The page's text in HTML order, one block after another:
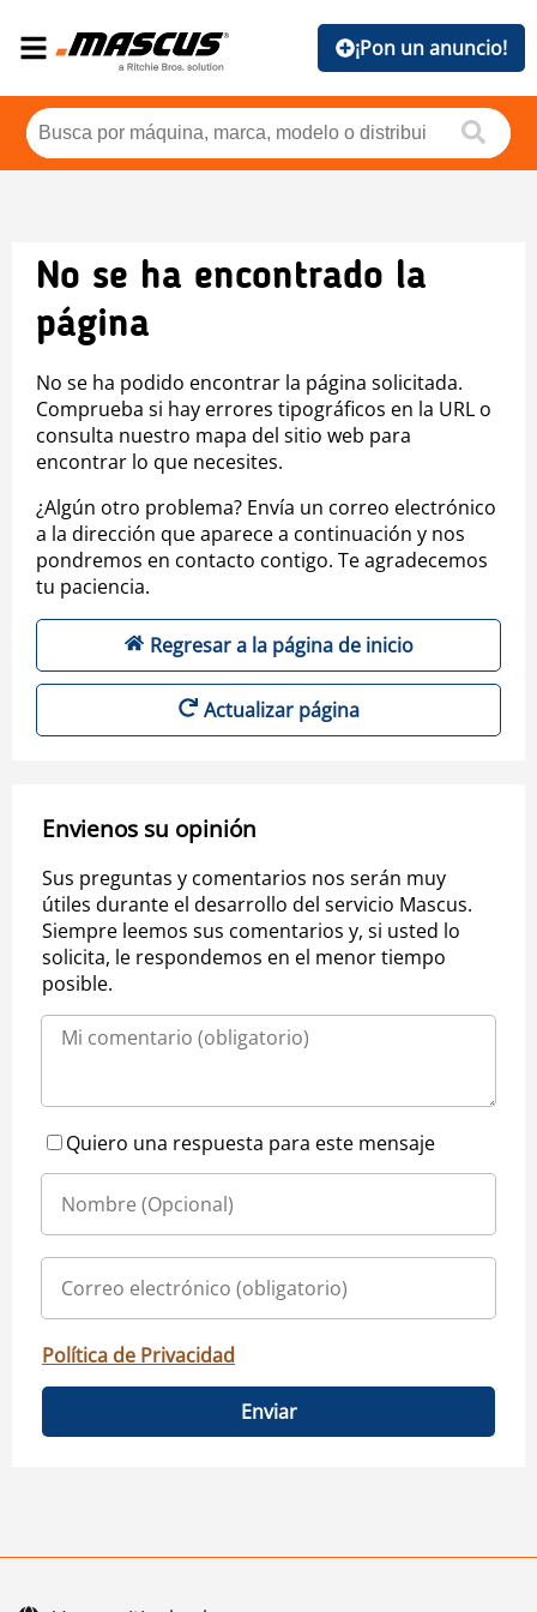
¡Pon un anuncio!
No se ha encontrado la
página
No se ha podido encontrar la página solicitada.
Comprueba si hay errores tipográficos en la URL o
consulta nuestro mapa del sitio web para
encontrar lo que necesites.
¿Algún otro problema? Envía un correo electrónico
a la dirección que aparece a continuación y nos
pondremos en contacto contigo. Te agradecemos
tu paciencia.
Regresar a la página de inicio
Actualizar página
Envienos su opinión
Sus preguntas y comentarios nos serán muy
útiles durante el desarrollo del servicio Mascus.
Siempre leemos sus comentarios y, si usted lo
solicita, le respondemos en el menor tiempo
posible.
Quiero una respuesta para este mensaje
Política de Privacidad
Enviar